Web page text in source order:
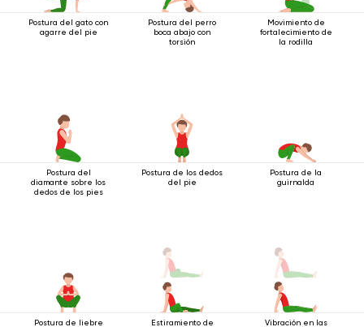
Postura del gato con
agarre del pie
Postura del perro
boca abajo con
torsión
Movimiento de
fortalecimiento de
la rodilla
Postura del
diamante sobre los
dedos de los pies
Postura de los dedos
del pie
Postura de la
guirnalda
Postura de liebre Estiramiento de Vibración en las